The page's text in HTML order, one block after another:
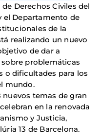
Derechos Civiles del
el Departamento de
de la
realizando un nuevo
de dar a
problemáticas
o dificultades para los
mundo.
nuevos temas de gran
en la renovada
y Justicia,
13 de Barcelona.